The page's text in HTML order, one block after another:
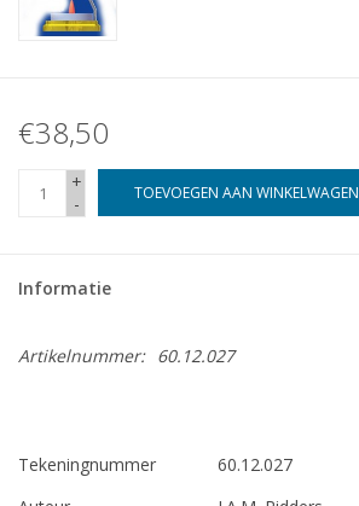
€38,50
+
-
TOEVOEGEN AAN WINKELWAGEN
Informatie
Artikelnummer: 60.12.027
Tekeningnummer
60.12.027